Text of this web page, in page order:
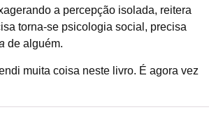
a percepção isolada, reitera
torna-se psicologia social, precisa
de alguém.
muita coisa neste livro. É agora vez